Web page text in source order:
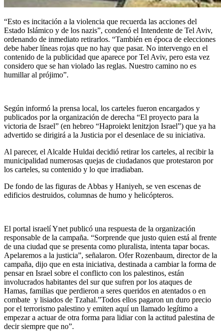
“Esto es incitación a la violencia que recuerda las acciones del
Estado Islámico y de los nazis”, condenó el Intendente de Tel Aviv,
ordenando de inmediato retirarlos. “También en época de elecciones
debe haber líneas rojas que no hay que pasar. No intervengo en el
contenido de la publicidad que aparece por Tel Aviv, pero esta vez
considero que se han violado las reglas. Nuestro camino no es
humillar al prójimo”.
Según informó la prensa local, los carteles fueron encargados y
publicados por la organización de derecha “El proyecto para la
victoria de Israel” (en hebreo “Haproiekt lenitzjon Israel”) que ya ha
advertido se dirigirá a la Justicia por el desenlace de su iniciativa.
Al parecer, el Alcalde Huldai decidió retirar los carteles, al recibir la
municipalidad numerosas quejas de ciudadanos que protestaron por
los carteles, su contenido y lo que irradiaban.
De fondo de las figuras de Abbas y Haniyeh, se ven escenas de
edificios destruidos, columnas de humo y helicópteros.
El portal israelí Ynet publicó una respuesta de la organización
responsable de la campaña. “Sorprende que justo quien está al frente
de una ciudad que se presenta como pluralista, intenta tapar bocas.
Apelaremos a la justicia”, señalaron. Ofer Rozenbaum, director de la
campaña, dijo que en esta iniciativa, destinada a cambiar la forma de
pensar en Israel sobre el conflicto con los palestinos, están
involucrados habitantes del sur que sufren por los ataques de
Hamas, familias que perdieron a seres queridos en atentados o en
combate y lisiados de Tzahal.”Todos ellos pagaron un duro precio
por el terrorismo palestino y emiten aquí un llamado legítimo a
empezar a actuar de otra forma para lidiar con la actitud palestina de
decir siempre que no”.